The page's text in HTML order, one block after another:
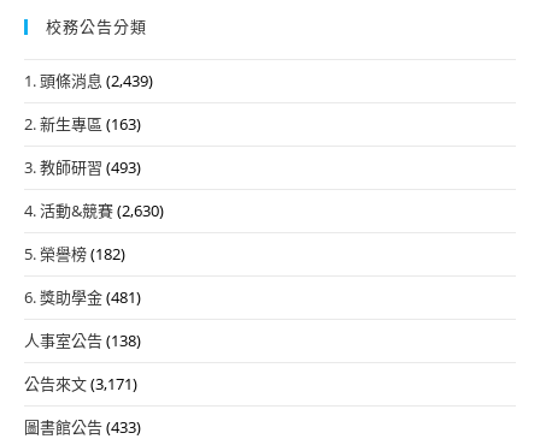
校務公告分類
1. 頭條消息 (2,439)
2. 新生專區 (163)
3. 教師研習 (493)
4. 活動&競賽(2,630)
5. 榮譽榜(182)
6. 獎助學金(481)
人事室公告(138)
公告來文(3,171)
圖書館公告(433)